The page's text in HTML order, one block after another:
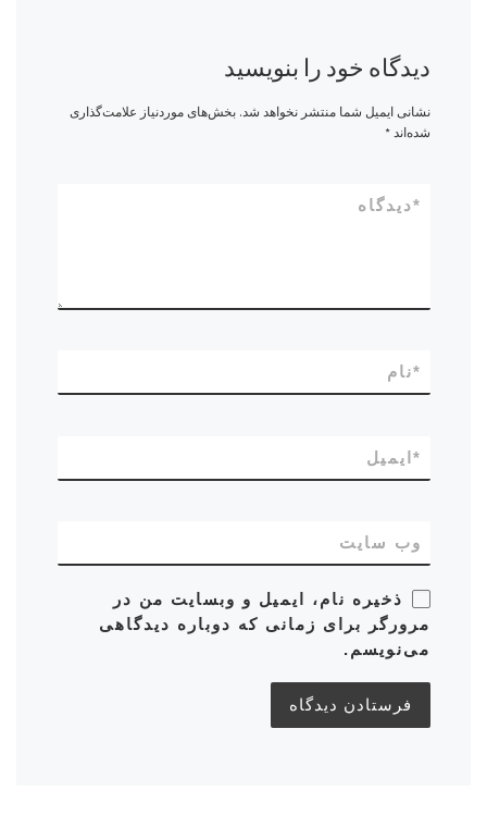
دیدگاه خود را بنویسید
نشانی ایمیل شما منتشر نخواهد شد. بخش‌های موردنیاز علامت‌گذاری
شده‌اند*
دیدگاه*
نام*
ایمیل *
وب‌ سایت
ذخیره نام، ایمیل و وبسایت من در
مرورگر برای زمانی که دوباره دیدگاهی
می‌نویسم.